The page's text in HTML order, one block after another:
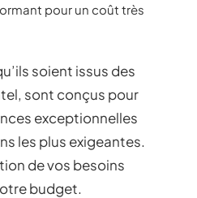
pour un coût très
soient issus des
sont conçus pour
exceptionnelles
les plus exigeantes.
de vos besoins
budget.